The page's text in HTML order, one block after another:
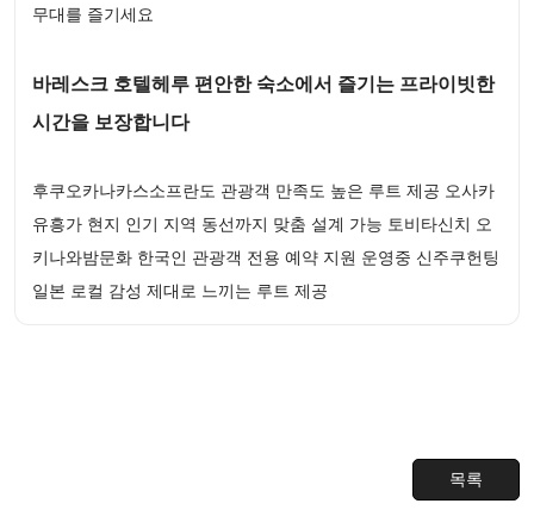
무대를 즐기세요
바레스크 호텔헤루 편안한 숙소에서 즐기는 프라이빗한
시간을 보장합니다
후쿠오카나카스소프란도 관광객 만족도 높은 루트 제공 오사카
유흥가 현지 인기 지역 동선까지 맞춤 설계 가능 토비타신치 오
키나와밤문화 한국인 관광객 전용 예약 지원 운영중 신주쿠헌팅
일본 로컬 감성 제대로 느끼는 루트 제공
목록